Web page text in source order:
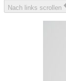
Nach links scrollen